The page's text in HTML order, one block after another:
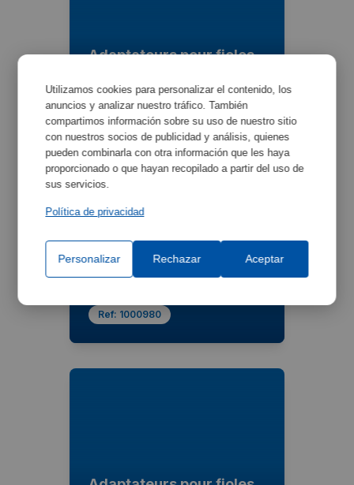
Adaptateurs pour fioles
Ref: 1000979
Ref: 1000980
Utilizamos cookies para personalizar el contenido, los
anuncios y analizar nuestro tráfico. También
compartimos información sobre su uso de nuestro sitio
con nuestros socios de publicidad y análisis, quienes
pueden combinarla con otra información que les haya
proporcionado o que hayan recopilado a partir del uso de
sus servicios.
Política de privacidad
Personalizar Rechazar Aceptar